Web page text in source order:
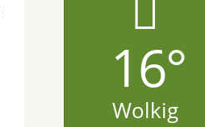
16°
Wolkig